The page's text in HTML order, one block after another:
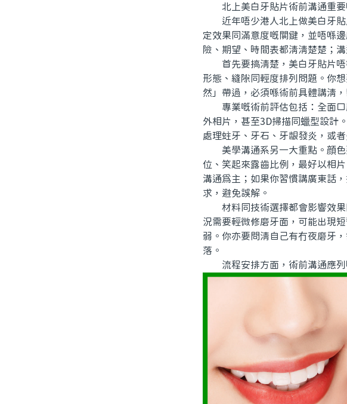
北上美白牙貼片術前溝通重要
近年唔少港人北上做美白牙貼
定效果同滿意度嘅關鍵，並唔喺
險、期望、時間表都清清楚楚；
首先要搞清楚，美白牙貼片唔
形態、縫隙同輕度排列問題。你
然」帶過，必須喺術前具體講清
專業嘅術前評估包括：全面口
外相片，甚至3D掃描同蠟型設計
處理蛀牙、牙石、牙龈發炎，或
美學溝通系另一大重點。顔色
位、笑起來露齒比例，最好以相
溝通爲主；如果你習慣講廣東話
求，避免誤解。
材料同技術選擇都會影響效果
況需要輕微修磨牙面，可能出現
弱。你亦要問清自己有冇夜磨牙
落。
流程安排方面，術前溝通應列